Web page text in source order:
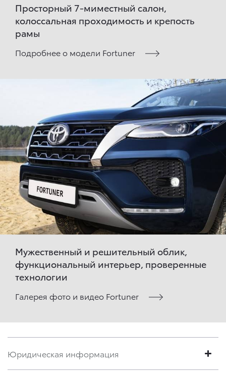
Просторный 7-миместный салон,
колоссальная проходимость и крепость
рамы
Подробнее о модели Fortuner
Мужественный и решительный облик,
функциональный интерьер, проверенные
технологии
Галерея фото и видео Fortuner
Юридическая информация